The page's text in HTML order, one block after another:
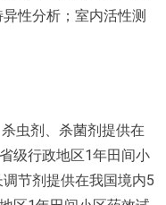
性分析；室内活性测
虫剂、杀菌剂提供在
级行政地区1年田间小
节剂提供在我国境内5